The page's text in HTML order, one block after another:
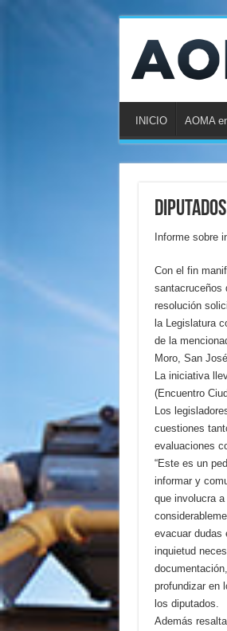
INICIO AOMA
Informe sobre
Con el fin
santacruceños
resolución
la Legislatura
de la
Moro, San
La iniciativa
(Encuentro
Los
cuestiones
evaluaciones
“Este es un
informar y
que involucra
evacuar dudas
inquietud
profundizar en
los diputados.
Además